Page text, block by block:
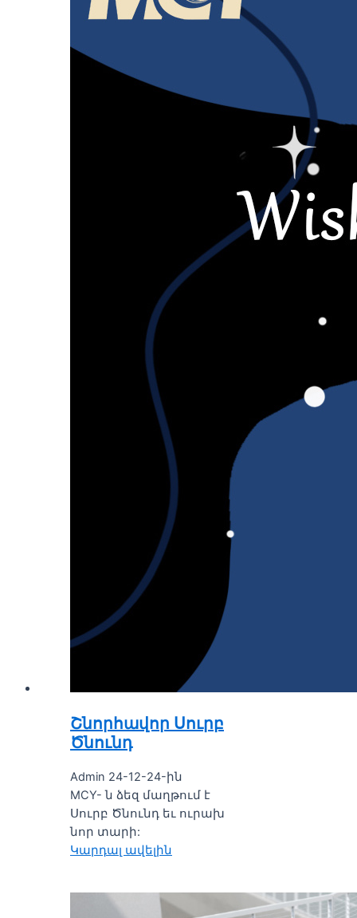
Շնորհավոր Սուրբ
Ծնունդ
Admin 24-12-24-ին
MCY- ն ձեզ մաղթում է
Սուրբ Ծնունդ եւ ուրախ
նոր տարի:
Կարդալ ավելին